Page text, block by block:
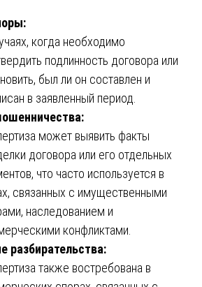
когда необходимо
подлинность договора или
был ли он составлен и
в заявленный период.
может выявить факты
договора или его отдельных
что часто используется в
связанных с имущественными
наследованием и
конфликтами.
разбирательства:
также востребована в